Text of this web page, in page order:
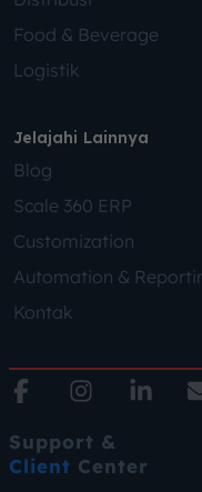
Food & Beverage
Logistik
Jelajahi Lainnya
Blog
Scale 360 ERP
Customization
Automation &
Kontak
Support &
Client Center